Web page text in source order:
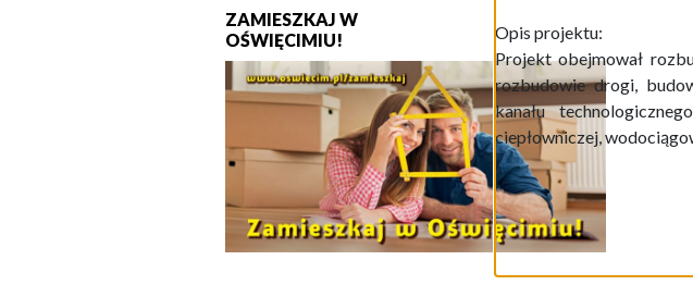
ZAMIESZKAJ W
OŚWIĘCIMIU!
Opis projektu:
Projekt obejmował
rozbudowie drogi,
kanału
ciepłowniczej,